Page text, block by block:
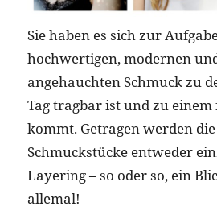
Sie haben es sich zur
hochwertigen, modernen
angehauchten Schmuck zu
Tag tragbar ist und zu
kommt. Getragen werden
Schmuckstücke entweder
Layering – so oder so, ein
allemal!